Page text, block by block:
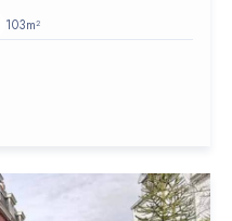
103m²